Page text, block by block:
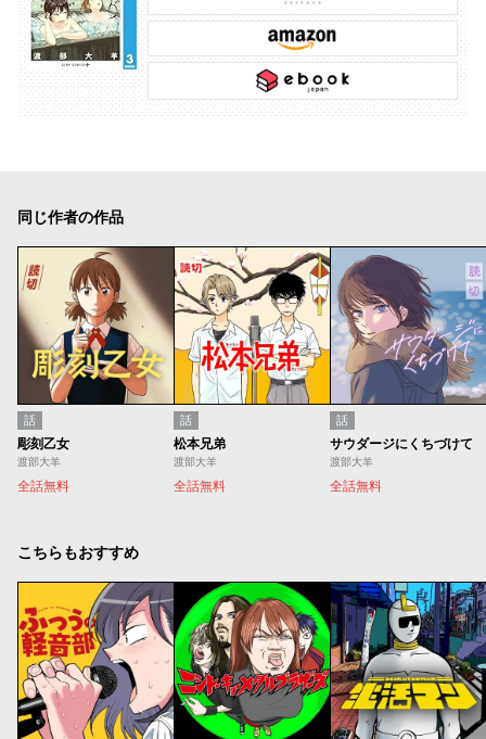
同じ作者の作品
話
彫刻乙女
渡部大羊
全話無料
話
松本兄弟
渡部大羊
全話無料
話
サウダージにくちづけて
渡部大羊
全話無料
こちらもおすすめ